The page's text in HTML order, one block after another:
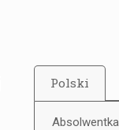
Polski